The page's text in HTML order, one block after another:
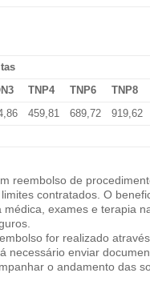
TNP4 TNP6
TNP8
459,81 689,72 919,62
reembolso de
contratados. O
exames e terapia
for realizado
necessário enviar
o andamento das